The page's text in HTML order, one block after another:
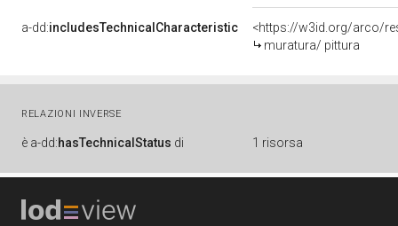
a-dd:includesTechnicalCharacteristic
<https://w3id.org/arco/
muratura/ pittura
RELAZIONI INVERSE
è a-dd:hasTechnicalStatus di 1 risorsa